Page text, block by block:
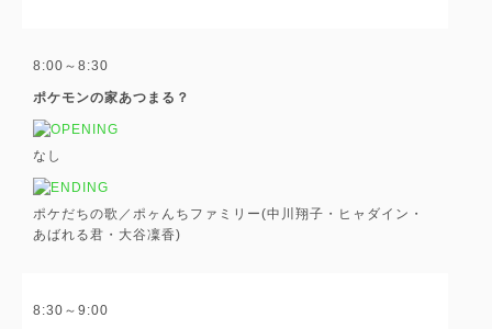
8:00～8:30
ポケモンの家あつまる？
なし
ポケだちの歌／ポヶんちファミリー(中川翔子・ヒャダイン・
あばれる君・大谷凜香)
8:30～9:00